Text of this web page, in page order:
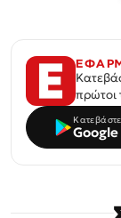
πρώτοι